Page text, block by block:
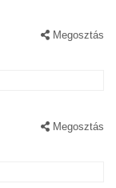
Megosztás
Megosztás